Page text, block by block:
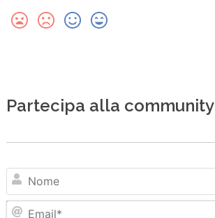
Partecipa alla community